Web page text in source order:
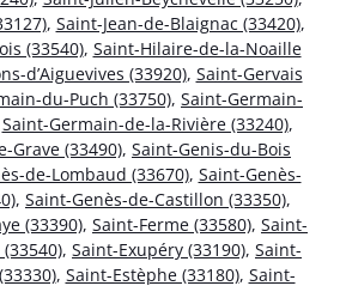
, Saint-Jean-de-Blaignac (33420),
(33540), Saint-Hilaire-de-la-Noaille
d’Aiguevives (33920), Saint-Gervais
du-Puch (33750), Saint-Germain-
Saint-Germain-de-la-Rivière (33240),
Grave (33490), Saint-Genis-du-Bois
de-Lombaud (33670), Saint-Genès-
, Saint-Genès-de-Castillon (33350),
(33390), Saint-Ferme (33580), Saint-
, Saint-Exupéry (33190), Saint-
, Saint-Estèphe (33180), Saint-